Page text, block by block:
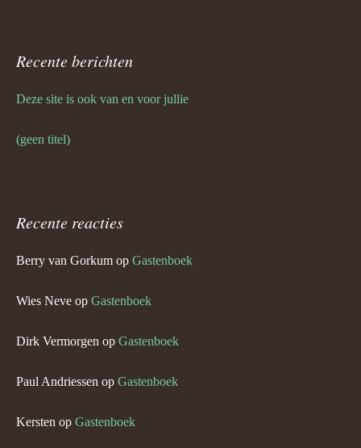
Recente berichten
Deze site is ook van en voor jullie
(geen titel)
Recente reacties
Berry van Gorkum op Gastenboek
Wies Neve op Gastenboek
Dirk Vermorgen op Gastenboek
Paul Andriessen op Gastenboek
Kersten op Gastenboek